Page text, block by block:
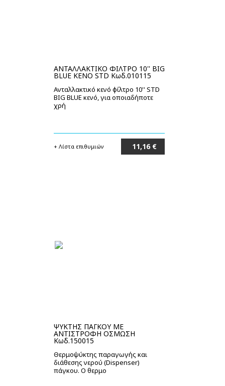
ΑΝΤΑΛΛΑΚΤΙΚΟ ΦΙΛΤΡΟ 10'' BIG
BLUE ΚΕΝΟ STD Κωδ.010115
Ανταλλακτικό κενό φίλτρο 10'' STD
BIG BLUE κενό, για οποιαδήποτε
χρή
+ Λίστα επιθυμιών 11,16 €
ΨΥΚΤΗΣ ΠΑΓΚΟΥ ΜΕ
ΑΝΤΙΣΤΡΟΦΗ ΟΣΜΩΣΗ
Κωδ.150015
Θερμοψύκτης παραγωγής και
διάθεσης νερού (Dispenser)
πάγκου. Ο θερμο